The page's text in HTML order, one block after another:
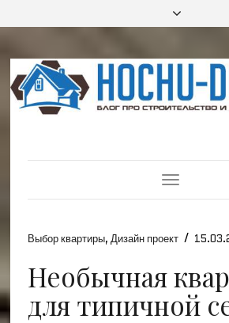
Toggle
Navigation
Выбор квартиры, Дизайн проект /
Необычная
для типичной